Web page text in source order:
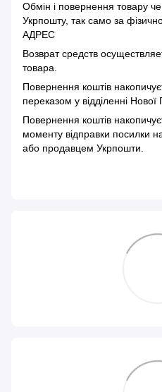
Обмін і повернення товару
Укрпошту, так само за
АДРЕС
Возврат средств
товара.
Повернення коштів
переказом у відділенні
Повернення коштів
моменту відправки посилки
або продавцем Укрпошти.